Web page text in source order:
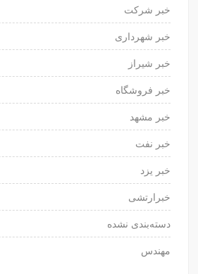
خبر شرکت
خبر شهرداری
خبر شیراز
خبر فروشگاه
خبر مشهد
خبر نفت
خبر یزد
خبرارتشی
دسته‌بندی نشده
مهندس